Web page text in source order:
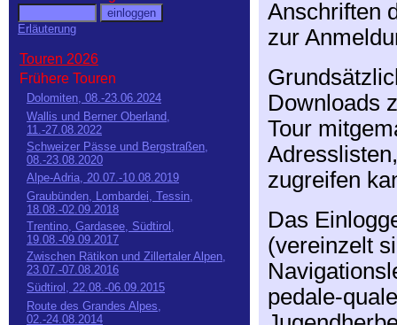
Anschriften
zur
Downloads
Tour
zugreifen
Das
(vereinzelt
pedale-
Erläuterung
Touren 2026
Frühere Touren
Dolomiten, 08.-23.06.2024
Wallis und Berner Oberland,
11.-27.08.2022
Schweizer Pässe und Bergstraßen,
08.-23.08.2020
Alpe-Adria, 20.07.-10.08.2019
Graubünden, Lombardei, Tessin,
18.08.-02.09.2018
Trentino, Gardasee, Südtirol,
19.08.-09.09.2017
Zwischen Rätikon und Zillertaler Alpen,
23.07.-07.08.2016
Südtirol, 22.08.-06.09.2015
Route des Grandes Alpes,
02.-24.08.2014